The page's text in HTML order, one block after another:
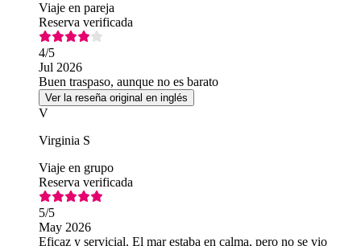
Viaje en pareja
Reserva verificada
4/5
Jul 2026
Buen traspaso, aunque no es barato
Ver la reseña original en inglés
V
Virginia S
Viaje en grupo
Reserva verificada
5/5
May 2026
Eficaz y servicial. El mar estaba en calma, pero no se vio